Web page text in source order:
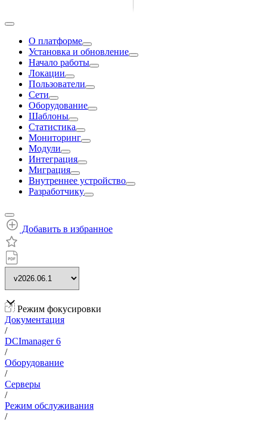
О платформе
Установка и обновление
Начало работы
Локации
Пользователи
Сети
Оборудование
Шаблоны
Статистика
Мониторинг
Модули
Интеграция
Миграция
Внутреннее устройство
Разработчику
Добавить в избранное
Режим фокусировки
Документация
/
DCImanager 6
/
Оборудование
/
Серверы
/
Режим обслуживания
/